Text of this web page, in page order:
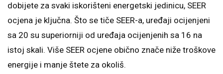
dobijete za svaki iskorišteni energetski jedinicu, SEER
ocjena je ključna. Što se tiče SEER-a, uređaji ocijenjeni
sa 20 su superiorniji od uređaja ocijenjenih sa 16 na
istoj skali. Više SEER ocjene obično znače niže troškove
energije i manje štete za okoliš.